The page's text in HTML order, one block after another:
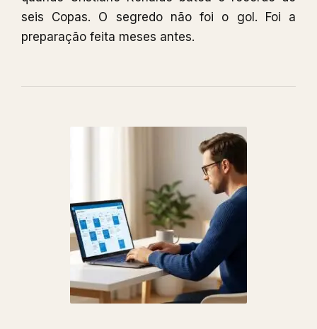
seis Copas. O segredo não foi o gol. Foi a
preparação feita meses antes.